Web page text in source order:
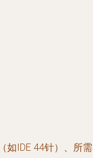
如IDE 44针）、所